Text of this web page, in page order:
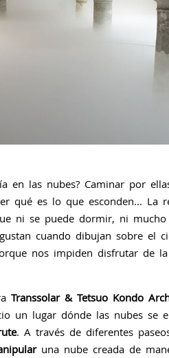
en las nubes? Caminar por
qué es lo que esconden... La
ni se puede dormir, ni mucho
cuando dibujan sobre el
nos impiden disfrutar de
Transsolar & Tetsuo Kondo
un lugar dónde las nubes se
. A través de diferentes
una nube creada de